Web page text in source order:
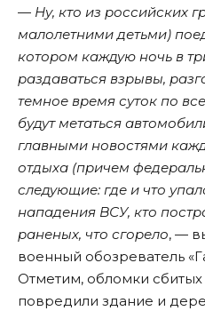
— Ну, кто из российских
малолетними детьми)
котором каждую ночь в
раздаваться взрывы,
темное время суток по
будут метаться
главными новостями
отдыха (причем
следующие: где и что
нападения ВСУ, кто
раненых, что сгорело, —
военный обозреватель «
Отметим, обломки
повредили здание и